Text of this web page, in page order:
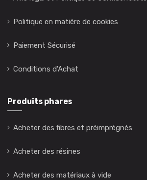
Politique en matière de cookies
Paiement Sécurisé
Conditions d'Achat
Produits phares
Acheter des fibres et préimprégnés
Acheter des résines
Acheter des matériaux à vide